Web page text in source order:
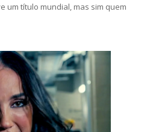
- Saturday
um título mundial, mas sim quem